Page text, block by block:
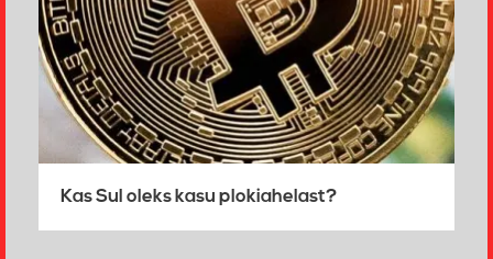
Kas Sul oleks kasu plokiahelast?